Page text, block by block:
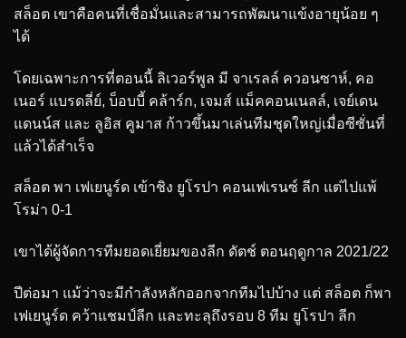
สล็อต เขาคือคนที่เชื่อมั่นและสามารถพัฒนาแข้งอายุน้อย ๆ
ได้
โดยเฉพาะการที่ตอนนี้ ลิเวอร์พูล มี จาเรลล์ ควอนซาห์, คอ
เนอร์ แบรดลี่ย์, บ็อบบี้ คล้าร์ก, เจมส์ แม็คคอนเนลล์, เจย์เดน
แดนน์ส และ ลูอิส คูมาส ก้าวขึ้นมาเล่นทีมชุดใหญ่เมื่อซีซั่นที่
แล้วได้สำเร็จ
สล็อต พา เฟเยนูร์ด เข้าชิง ยูโรปา คอนเฟเรนซ์ ลีก แต่ไปแพ้
โรม่า 0-1
เขาได้ผู้จัดการทีมยอดเยี่ยมของลีก ดัตช์ ตอนฤดูกาล 2021/22
ปีต่อมา แม้ว่าจะมีกำลังหลักออกจากทีมไปบ้าง แต่ สล็อต ก็พา
เฟเยนูร์ด คว้าแชมป์ลีก และทะลุถึงรอบ 8 ทีม ยูโรปา ลีก